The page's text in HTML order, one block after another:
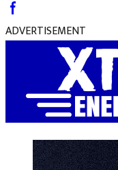
ADVERTISEMENT